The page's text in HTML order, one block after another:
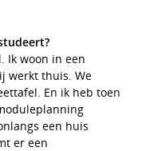
Ik woon in een
werkt thuis. We
En ik heb toen
een huis
er een